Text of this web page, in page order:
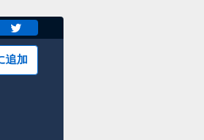
追加